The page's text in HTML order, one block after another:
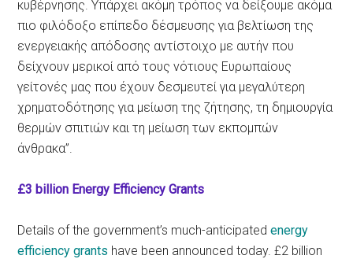
κυβέρνησης. Υπάρχει ακόμη τρόπος να δείξουμε ακόμα
πιο φιλόδοξο επίπεδο δέσμευσης για βελτίωση της
ενεργειακής απόδοσης αντίστοιχο με αυτήν που
δείχνουν μερικοί από τους νότιους Ευρωπαίους
γείτονές μας που έχουν δεσμευτεί για μεγαλύτερη
χρηματοδότησης για μείωση της ζήτησης, τη δημιουργία
θερμών σπιτιών και τη μείωση των εκπομπών
άνθρακα”.
£3 billion Energy Efficiency Grants
Details of the government’s much-anticipatedenergy
efficiency grants have been announced today. £2 billion